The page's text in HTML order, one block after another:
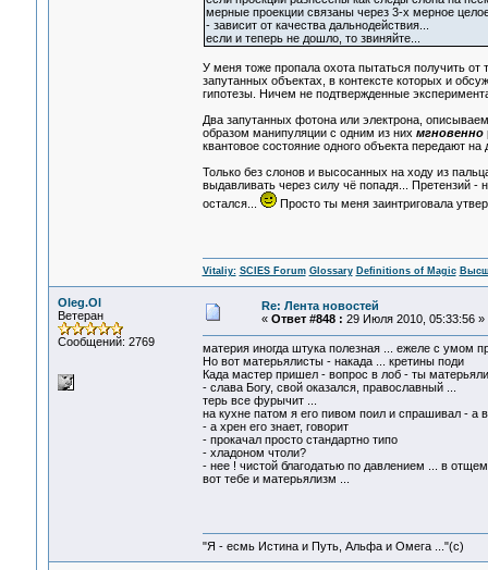
мерные проекции связаны через 3-х мерное
- зависит от качества дальнодействия...
если и теперь не дошло, то звиняйте...
У меня тоже пропала охота пытаться получить
запутанных объектах, в контексте которых и
гипотезы. Ничем не подтвержденные
Два запутанных фотона или электрона,
образом манипуляции с одним из них мгновенно
квантовое состояние одного объекта передают
Только без слонов и высосанных на ходу из
выдавливать через силу чё попадя... Претензий -
остался...
Просто ты меня заинтриговала
Vitaliy: SCIES Forum Glossary Definitions of Magic
Oleg.Ol
Ветеран
Сообщений: 2769
Re: Лента новостей
« Ответ #848 : 29 Июля 2010, 05:33:56 »
материя иногда штука полезная ... ежеле с умом
Но вот матерьялисты - накада ... кретины поди
Када мастер пришел - вопрос в лоб - ты
- слава Богу, свой оказался, православный ...
терь все фурычит ...
на кухне патом я его пивом поил и спрашивал - а
- а хрен его знает, говорит
- прокачал просто стандартно типо
- хладоном чтоли?
- нее ! чистой благодатью по давлением ... в
вот тебе и матерьялизм ...
"Я - есмь Истина и Путь, Альфа и Омега ..."(с)